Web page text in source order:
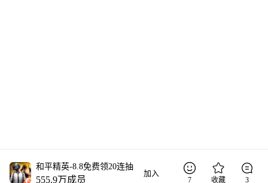
和平精英-8.8免费领20连抽
555.9万成员
加入
7 收藏 3